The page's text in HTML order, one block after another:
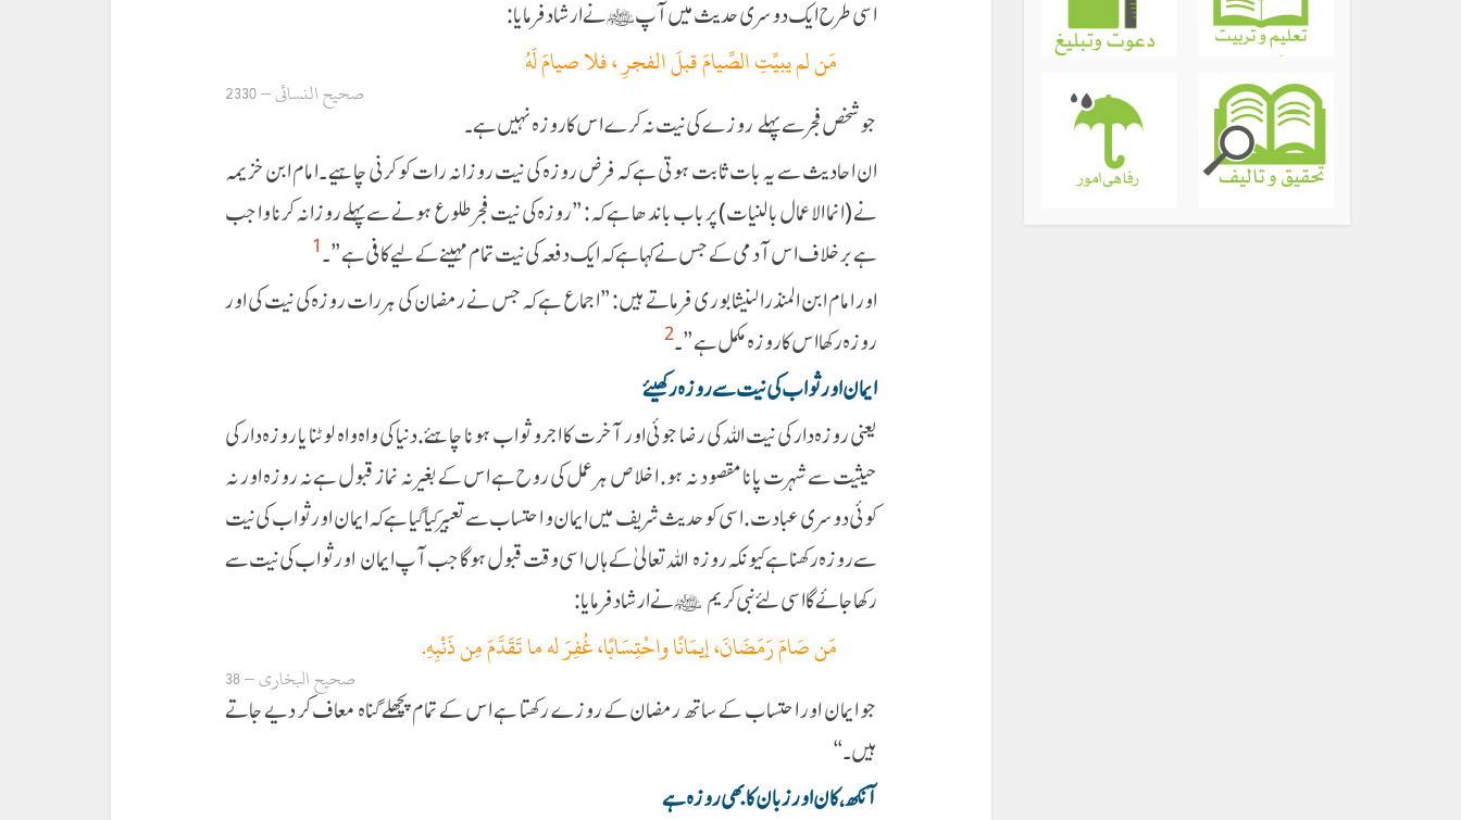
اسی طرح ایک دوسری حدیث میں آپ ﷺ نے ارشاد فرمایا:
مَن لم يبيِّتِ الصِّيامَ قبلَ الفجرِ ، فلا صيامَ لَهُ
صحیح النسائی – 2330
جو شخص فجر سے پہلے روزے کی نیت نہ کرے اس کا روزہ نہیں ہے۔
ان احادیث سے یہ بات ثابت ہوتی ہے کہ فرض روزہ کی نیت روزانہ رات کو کرنی چاہیے ۔امام ابن خزیمہ
نے (انما الاعمال بالنیات) پر باب باندھا ہے کہ: ”روزہ کی نیت فجر طلوع ہونے سے پہلے روزانہ کرنا واجب
ہے برخلاف اس آدمی کے جس نے کہا ہے کہ ایک دفعہ کی نیت تمام مہینے کے لیے کافی ہے”۔ 1
اور امام ابن المنذر النیشابوری فرماتے ہیں: ”اجماع ہے کہ جس نے رمضان کی ہر رات روزہ کی نیت کی اور
روزہ رکھا اس کا روزہ مکمل ہے”۔2
ایمان اور ثواب کی نیت سے روزہ رکھیئے
یعنی روزہ دار کی نیت اللہ کی رضا جوئی اور آخرت کا اجر و ثواب ہونا چاہئے. دنیا کی واہ واہ لوٹنا یا روزہ دار کی
حیثیت سے شہرت پانا مقصود نہ ہو. اخلاص ہر عمل کی روح ہے اس کے بغیر نہ نماز قبول ہے نہ روزہ اور نہ
کوئی دوسری عبادت. اسی کو حدیث شریف میں ایمان و احتساب سے تعبیر کیا گیا ہے کہ ایمان اور ثواب کی نیت
سے روزہ رکھنا ہے کیونکہ روزہ اللہ تعالیٰ کے ہاں اسی وقت قبول ہوگا جب آپ ایمان اور ثواب کی نیت سے
رکھا جائے گا اسی لئے نبی کریم ﷺ نے ارشاد فرمایا :
مَن صَامَ رَمَضَانَ، إيمَانًا واحْتِسَابًا، غُفِرَ له ما تَقَدَّمَ مِن ذَنْبِهِ.
صحیح البخاری – 38
جو ایمان اور احتساب کے ساتھ رمضان کے روزے رکھتا ہے اس کے تمام پچھلے گناہ معاف کر دیے جاتے
ہیں۔‘‘
آنکھ، کان اور زبان کا بھی روزہ ہے